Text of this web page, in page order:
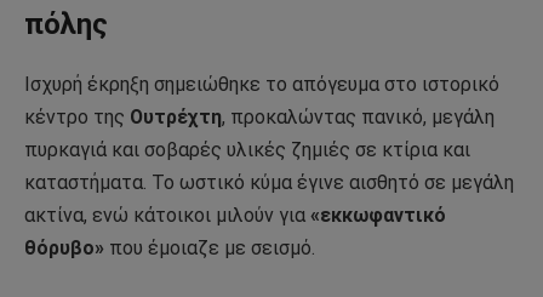
πόλης
Ισχυρή έκρηξη σημειώθηκε το απόγευμα στο ιστορικό
κέντρο της Ουτρέχτη, προκαλώντας πανικό, μεγάλη
πυρκαγιά και σοβαρές υλικές ζημιές σε κτίρια και
καταστήματα. Το ωστικό κύμα έγινε αισθητό σε μεγάλη
ακτίνα, ενώ κάτοικοι μιλούν για «εκκωφαντικό
θόρυβο» που έμοιαζε με σεισμό.